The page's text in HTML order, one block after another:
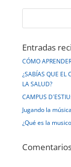
Entradas
CÓMO
¿SABÍAS QUE EL
LA SALUD?
CAMPUS
Jugando la música
¿Qué es la